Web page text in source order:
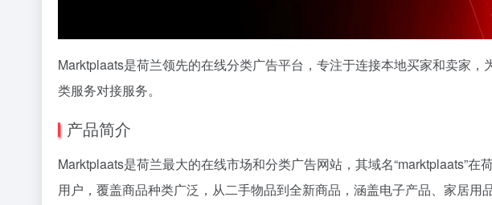
Marktplaats是荷兰领先的在线分类广告平台，专注于连接本地买家和卖家
类服务对接服务。
产品简介
Marktplaats是荷兰最大的在线市场和分类广告网站，其域名“marktplaats”在
用户，覆盖商品种类广泛，从二手物品到全新商品，涵盖电子产品、家居